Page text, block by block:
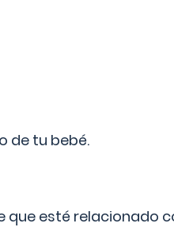
de tu bebé.
que esté relacionado